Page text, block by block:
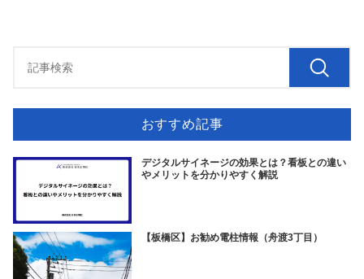
おすすめ記事
デジタルサイネージの効果とは？看板との違い
やメリットを分かりやすく解説
【板橋区】お勧め電柱情報（舟渡3丁目）